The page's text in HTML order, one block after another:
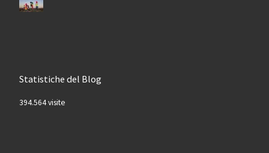
Statistiche del Blog
394.564 visite